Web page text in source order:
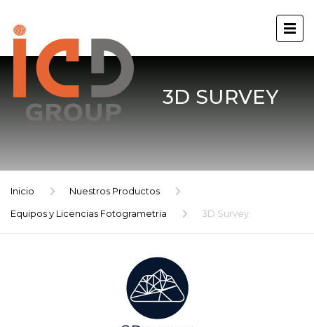
3D SURVEY
Inicio
Nuestros Productos
Equipos y Licencias Fotogrametria
3D Survey